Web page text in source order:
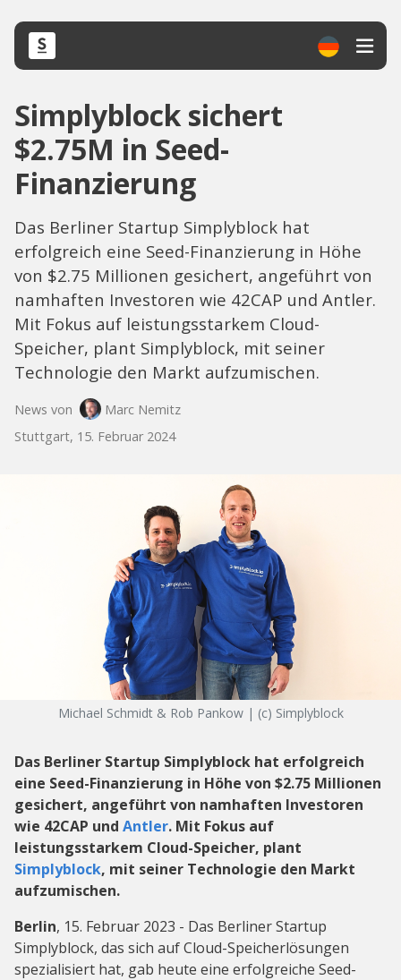
Simplyblock sichert
$2.75M in Seed-
Finanzierung
Das Berliner Startup Simplyblock hat
erfolgreich eine Seed-Finanzierung in Höhe
von $2.75 Millionen gesichert, angeführt von
namhaften Investoren wie 42CAP und Antler.
Mit Fokus auf leistungsstarkem Cloud-
Speicher, plant Simplyblock, mit seiner
Technologie den Markt aufzumischen.
News von
Marc Nemitz
Stuttgart, 15. Februar 2024
Michael Schmidt & Rob Pankow | (c) Simplyblock
Das Berliner Startup Simplyblock hat erfolgreich
eine Seed-Finanzierung in Höhe von $2.75 Millionen
gesichert, angeführt von namhaften Investoren
wie 42CAP und Antler. Mit Fokus auf
leistungsstarkem Cloud-Speicher, plant
Simplyblock, mit seiner Technologie den Markt
aufzumischen.
Berlin, 15. Februar 2023 - Das Berliner Startup
Simplyblock, das sich auf Cloud-Speicherlösungen
spezialisiert hat, gab heute eine erfolgreiche Seed-